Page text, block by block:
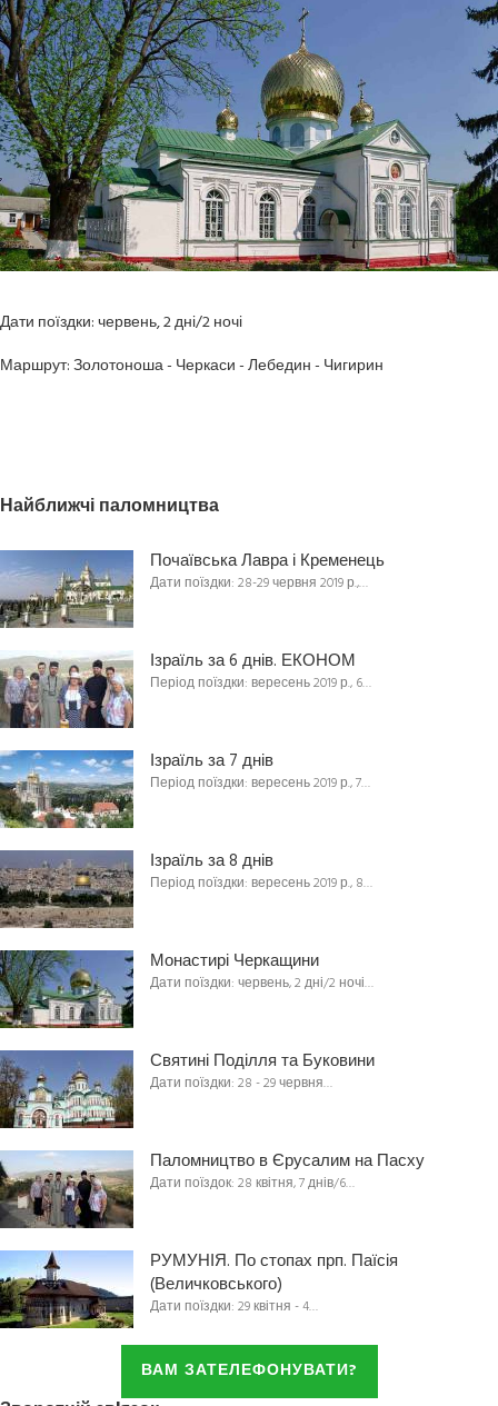
Дати поїздки: червень, 2 дні/2 ночі
Маршрут:Золотоноша - Черкаси - Лебедин - Чигирин
Найближчі паломництва
Почаївська Лавра і Кременець
Дати поїздки: 28-29 червня 2019 р.,…
Ізраїль за 6 днів. ЕКОНОМ
Період поїздки: вересень 2019 р., 6…
Ізраїль за 7 днів
Період поїздки: вересень 2019 р., 7…
Ізраїль за 8 днів
Період поїздки: вересень 2019 р., 8…
Монастирі Черкащини
Дати поїздки: червень, 2 дні/2 ночі…
Святині Поділля та Буковини
Дати поїздки: 28 - 29 червня…
Паломництво в Єрусалим на Пасху
Дати поїздок: 28 квітня, 7 днів/6…
РУМУНІЯ. По стопах прп. Паїсія
(Величковського)
Дати поїздки: 29 квітня - 4…
ВАМ ЗАТЕЛЕФОНУВАТИ?